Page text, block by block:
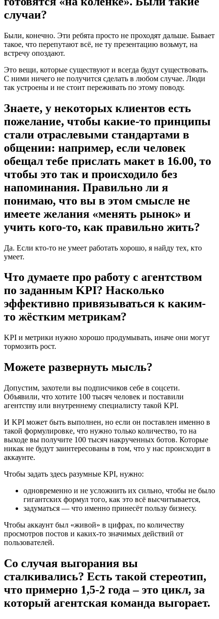
случаи?
Были, конечно. Эти ребята просто не проходят дальше. Бывает
такое, что перепутают всё, не ту презентацию возьмут, на
встречу опоздают.
Это вещи, которые существуют и всегда будут существовать.
С ними ничего не получится сделать в любом случае. Люди
так устроены и не стоит переживать по этому поводу.
Знаете, у некоторых клиентов есть
пожелание, чтобы какие-то принципы
стали отраслевыми стандартами в
общении: например, если человек
обещал тебе прислать макет в 16.00, то
чтобы это так и происходило без
напоминания. Правильно ли я
понимаю, что вы в этом смысле не
имеете желания «менять рынок» и
учить кого-то, как правильно жить?
Да. Если кто-то не умеет работать хорошо, я найду тех, кто
умеет.
Что думаете про работу с агентством
по заданным KPI? Насколько
эффективно привязываться к каким-
то жёстким метрикам?
KPI и метрики нужно хорошо продумывать, иначе они могут
тормозить рост.
Можете развернуть мысль?
Допустим, захотели вы подписчиков себе в соцсети.
Объявили, что хотите 100 тысяч человек и поставили
агентству или внутреннему специалисту такой KPI.
И KPI может быть выполнен, но если он поставлен именно в
такой формулировке, что нужно только количество, то на
выходе вы получите 100 тысяч накрученных ботов. Которые
никак не будут заинтересованы в том, что у нас происходит в
аккаунте.
Чтобы задать здесь разумные KPI, нужно:
одновременно и не усложнить их сильно, чтобы не было
гигантских формул того, как это всё высчитывается,
задуматься — что именно принесёт пользу бизнесу.
Чтобы аккаунт был «живой» в цифрах, по количеству
просмотров постов и каких-то значимых действий от
пользователей.
Со случая выгорания вы
сталкивались? Есть такой стереотип,
что примерно 1,5-2 года – это цикл, за
который агентская команда выгорает.